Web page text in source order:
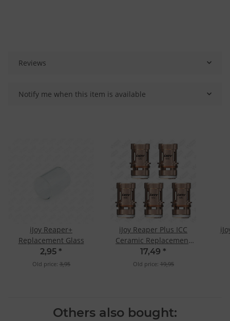
Reviews
Notify me when this item is available
iJoy Reaper+
Replacement Glass
2,95 *
Old price: 3,95
iJoy Reaper Plus ICC
Ceramic Replacement
Coil
17,49 *
Old price: 19,95
Others also bought: